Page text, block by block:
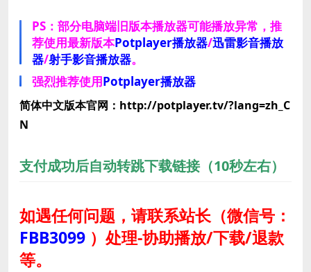
PS：部分电脑端旧版本播放器可能播放异常，推
荐使用最新版本Potplayer播放器/迅雷影音播放
器/射手影音播放器。
强烈推荐使用Potplayer播放器
简体中文版本官网：http://potplayer.tv/?lang=zh_C
N
支付成功后自动转跳下载链接（10秒左右）
如遇任何问题，请联系站长（微信号：
FBB3099 ） 处理-协助播放/下载/退款
等。